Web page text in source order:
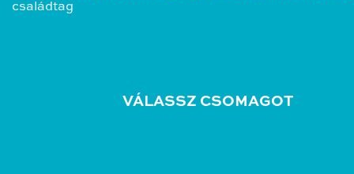
családtag
VÁLASSZ CSOMAGOT